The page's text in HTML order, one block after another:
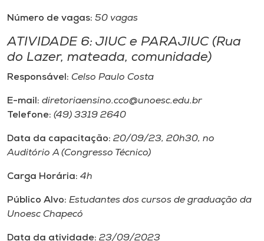
Número de vagas: 50 vagas
ATIVIDADE 6: JIUC e PARAJIUC (Rua
do Lazer, mateada, comunidade)
Responsável: Celso Paulo Costa
E-mail: diretoriaensino.cco@unoesc.edu.br
Telefone: (49) 3319 2640
Data da capacitação: 20/09/23, 20h30, no
Auditório A (Congresso Técnico)
Carga Horária: 4h
Público Alvo: Estudantes dos cursos de graduação da
Unoesc Chapecó
Data da atividade: 23/09/2023